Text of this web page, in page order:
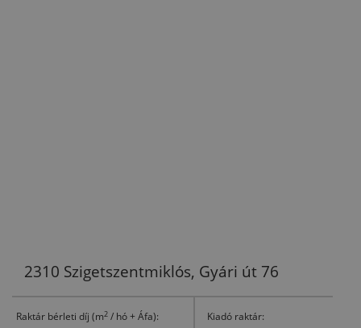
2310 Szigetszentmiklós, Gyári út 76
Raktár bérleti díj (m2 / hó + Áfa): Kiadó raktár: